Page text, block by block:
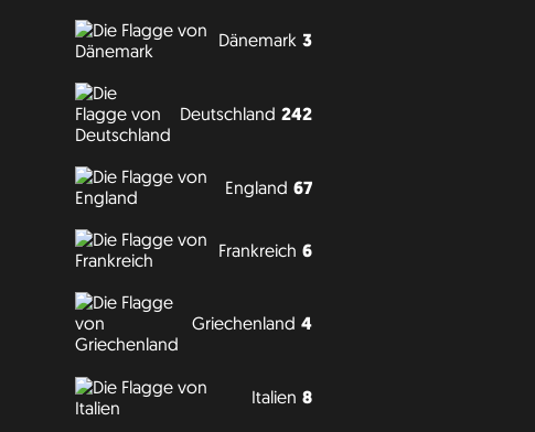
Dänemark 3
Deutschland 242
England 67
Frankreich 6
Griechenland 4
Italien 8